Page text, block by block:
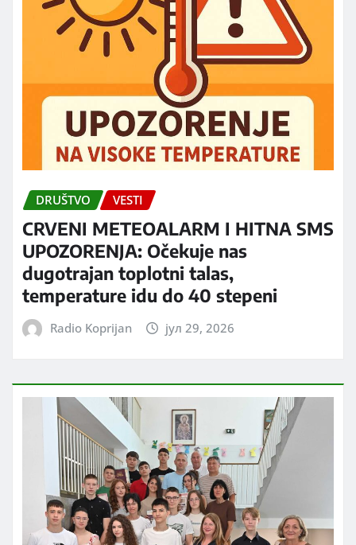
DRUŠTVO VESTI
CRVENI METEOALARM I HITNA SMS
UPOZORENJA: Očekuje nas
dugotrajan toplotni talas,
temperature idu do 40 stepeni
Radio Koprijan јул 29, 2026